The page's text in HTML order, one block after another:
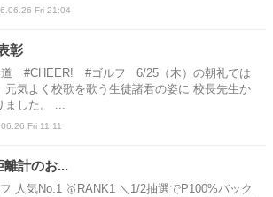
Fri 21:04
彰
#CHEER! #ゴルフ 6/25（木）の朝礼では
元気よく校歌を歌う生徒諸君の姿に 校長先生か
した。 ...
Fri 11:11
離計のお...
人気No.1 🥇RANK1 ＼1/2抽選でP100%バック